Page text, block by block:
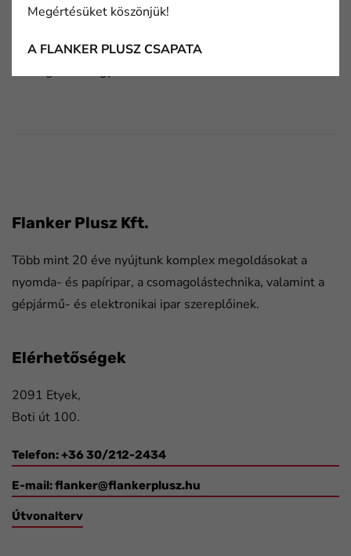
Flanker Plusz Kft.
Több mint 20 éve nyújtunk komplex megoldásokat a
nyomda- és papíripar, a csomagolástechnika, valamint a
gépjármű- és elektronikai ipar szereplőinek.
Elérhetőségek
2091 Etyek,
Boti út 100.
Telefon: +36 30/212-2434
E-mail:flanker@flankerplusz.hu
Útvonalterv
Megértésüket köszönjük!
A FLANKER PLUSZ CSAPATA